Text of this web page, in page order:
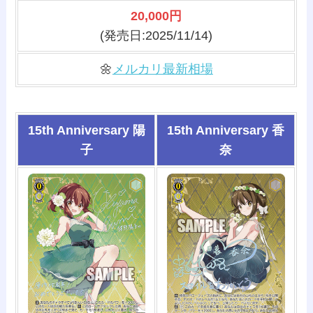
20,000円
(発売日:2025/11/14)
🌼 メルカリ最新相場
15th Anniversary 陽
子
15th Anniversary 香
奈